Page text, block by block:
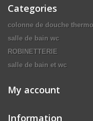
Categories
colonne de douche
salle de bain wc
ROBINETTERIE
salle de bain et wc
My account
Information